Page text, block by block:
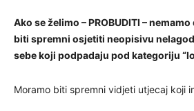
Ako se želimo – PROBUDITI –
biti spremni osjetiti neopisivu
sebe koji podpadaju pod kategoriju
Moramo biti spremni vidjeti utjecaj koji